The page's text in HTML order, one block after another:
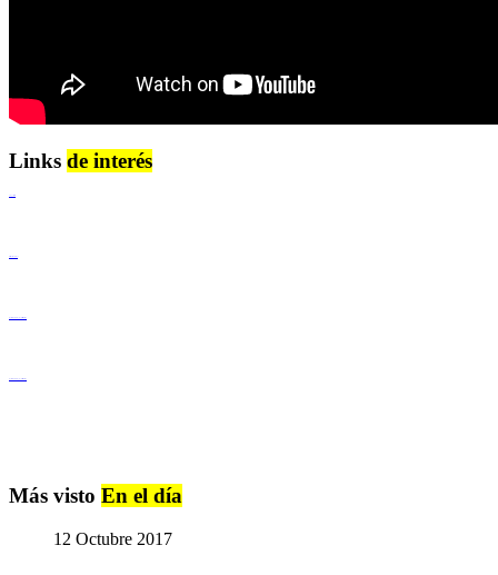
Links de interés
Más visto En el día
12 Octubre 2017